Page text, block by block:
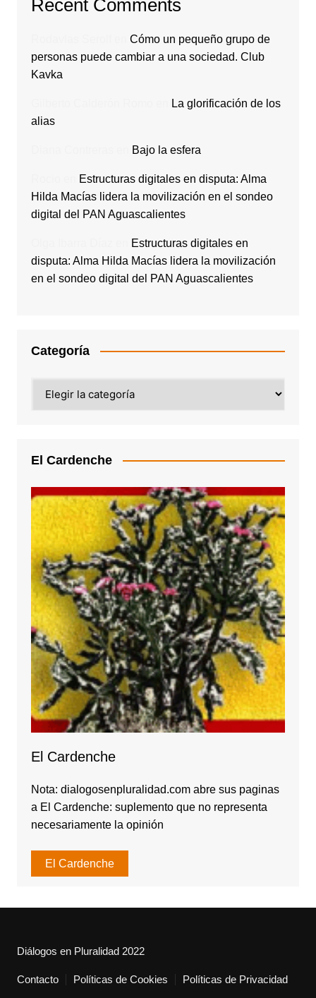
Recent Comments
Cómo un pequeño grupo de
personas puede cambiar a una sociedad. Club
Kavka
La glorificación de los
alias
Bajo la esfera
Estructuras digitales en disputa: Alma
Hilda Macías lidera la movilización en el sondeo
digital del PAN Aguascalientes
Estructuras digitales en
disputa: Alma Hilda Macías lidera la movilización
en el sondeo digital del PAN Aguascalientes
Categoría
El Cardenche
El Cardenche
Nota: dialogosenpluralidad.com abre sus paginas
a El Cardenche: suplemento que no representa
necesariamente la opinión
El Cardenche
Diálogos en Pluralidad 2022
Contacto Políticas de Cookies Políticas de Privacidad